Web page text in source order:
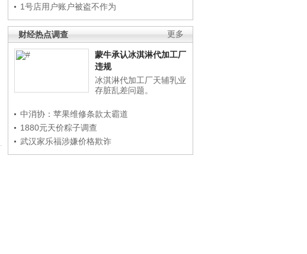
1号店用户账户被盗不作为
更多
财经热点调查
蒙牛承认冰淇淋代加工厂
违规
冰淇淋代加工厂天辅乳业
存脏乱差问题。
中消协：苹果维修条款太霸道
1880元天价粽子调查
武汉家乐福涉嫌价格欺诈